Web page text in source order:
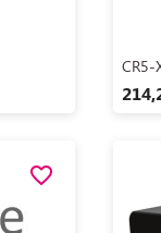
CR5-
favorite_border